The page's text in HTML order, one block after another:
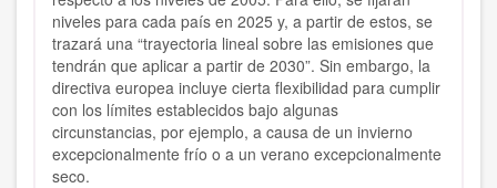
niveles para cada país en 2025 y, a partir de estos, se
trazará una “trayectoria lineal sobre las emisiones que
tendrán que aplicar a partir de 2030”. Sin embargo, la
directiva europea incluye cierta flexibilidad para cumplir
con los límites establecidos bajo algunas
circunstancias, por ejemplo, a causa de un invierno
excepcionalmente frío o a un verano excepcionalmente
seco.